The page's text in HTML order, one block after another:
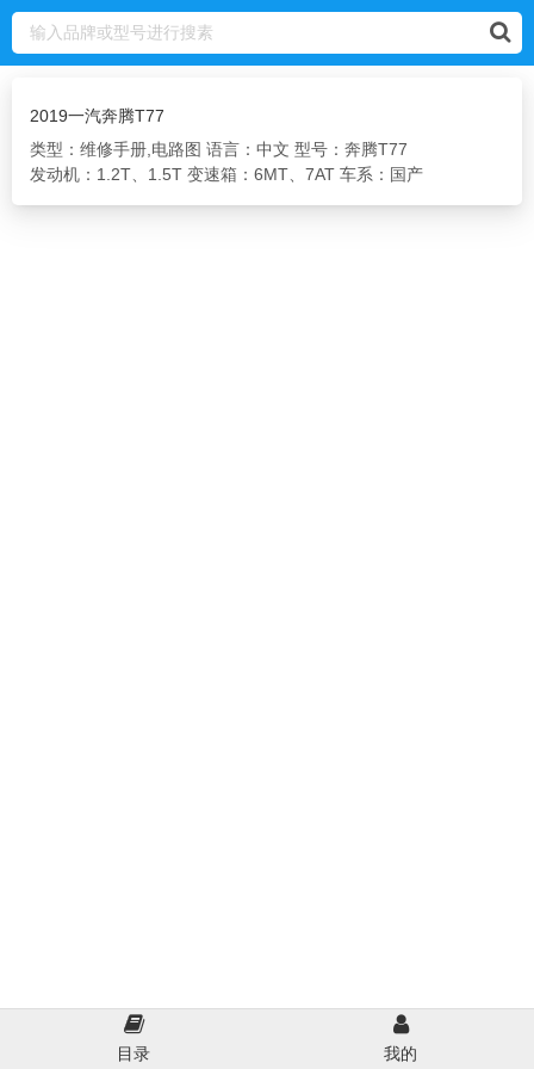
2019一汽奔腾T77
类型：维修手册,电路图 语言：中文 型号：奔腾T77
发动机：1.2T、1.5T 变速箱：6MT、7AT 车系：国产
目录 我的